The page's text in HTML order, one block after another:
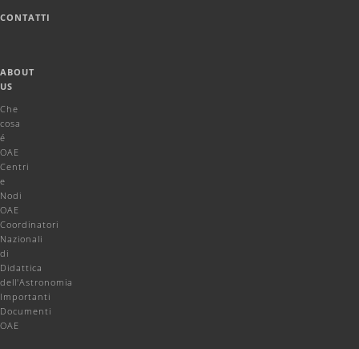
CONTATTI
ABOUT
US
Che
cosa
é
OAE
Centri
e
Nodi
OAE
Coordinatori
Nazionali
di
Didattica
dell'Astronomia
Importanti
Documenti
OAE